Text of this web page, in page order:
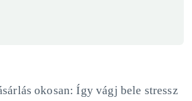
okosan: Így vágj bele stressz